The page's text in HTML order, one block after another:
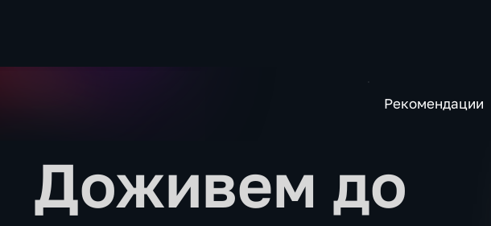
Рекомендации
Доживем до